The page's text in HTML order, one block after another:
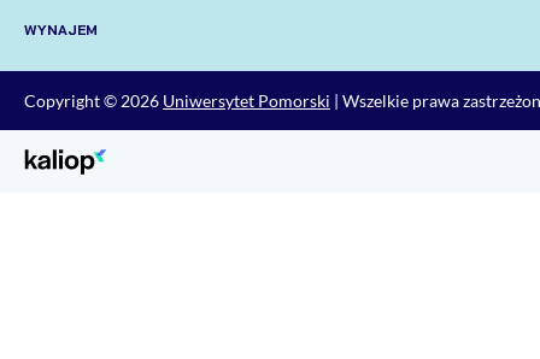
WYNAJEM
Copyright © 2026 Uniwersytet Pomorski | Wszelkie prawa